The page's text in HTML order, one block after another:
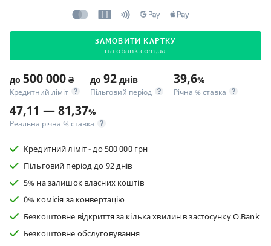
ЗАМОВИТИ КАРТКУ
на obank.com.ua
до 500 000 ₴
Кредитний ліміт
до 92 днів
Пільговий період
39,6%
Річна % ставка
47,11 — 81,37%
Реальна річна % ставка
Кредитний ліміт - до 500 000 грн
Пільговий період до 92 днів
5% на залишок власних коштів
0% комісія за конвертацію
Безкоштовне відкриття за кілька хвилин в застосунку O.Bank
Безкоштовне обслуговування